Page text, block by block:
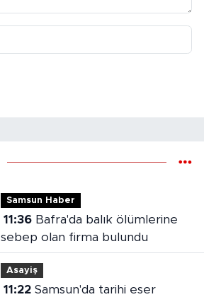
Samsun Haber
11:36Bafra'da balık ölümlerine
sebep olan firma bulundu
Asayiş
11:22Samsun'da tarihi eser